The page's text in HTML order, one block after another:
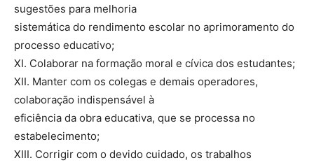
sugestões para melhoria
sistemática do rendimento escolar no aprimoramento do
processo educativo;
XI. Colaborar na formação moral e cívica dos estudantes;
XII. Manter com os colegas e demais operadores,
colaboração indispensável à
eficiência da obra educativa, que se processa no
estabelecimento;
XIII. Corrigir com o devido cuidado, os trabalhos